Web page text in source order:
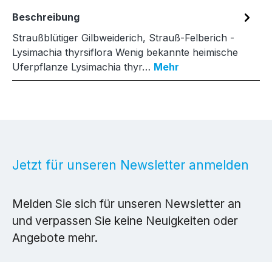
Beschreibung
Straußblütiger Gilbweiderich, Strauß-Felberich -
Lysimachia thyrsiflora Wenig bekannte heimische
Uferpflanze Lysimachia thyr… Mehr
Jetzt für unseren Newsletter anmelden
Melden Sie sich für unseren Newsletter an
und verpassen Sie keine Neuigkeiten oder
Angebote mehr.